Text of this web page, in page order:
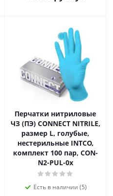
Перчатки нитриловые
ЧЗ (ПЭ) CONNECT NITRILE,
размер L, голубые,
нестерильные INTCO,
комплект 100 пар, CON-
N2-PUL-0x
Есть в наличии (5)